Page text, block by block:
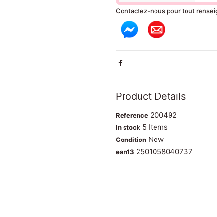
Contactez-nous pour tout
Product Details
Reference 200492
In stock 5 Items
Condition New
ean13 2501058040737